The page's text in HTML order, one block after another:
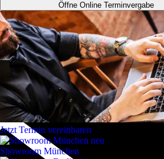
Öffne Online Terminvergabe
Jetzt Termin vereinbaren
Showroom München